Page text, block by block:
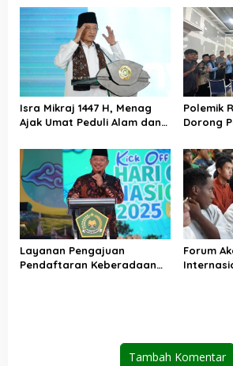
Diangkat
Isra Mikraj 1447 H, Menag
Ajak Umat Peduli Alam dan
Polemik
Dorong
Layanan Pengajuan
Pendaftaran Keberadaan
Forum
Tambah Komentar